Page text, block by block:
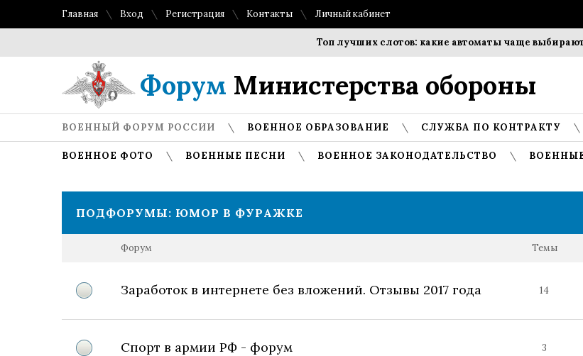
Главная Вход Регистрация Контакты Личный кабинет
Топ лучших слотов: какие автоматы чаще выбирают
Форум Министерства обороны
ВОЕННЫЙ ФОРУМ РОССИИ ВОЕННОЕ ОБРАЗОВАНИЕ СЛУЖБА ПО КОНТРАКТУ
ВОЕННОЕ ФОТО ВОЕННЫЕ ПЕСНИ ВОЕННОЕ ЗАКОНОДАТЕЛЬСТВО
ПОДФОРУМЫ: ЮМОР В ФУРАЖКЕ
Форум Темы
Заработок в интернете без вложений. Отзывы 2017 года 14
Спорт в армии РФ - форум 3